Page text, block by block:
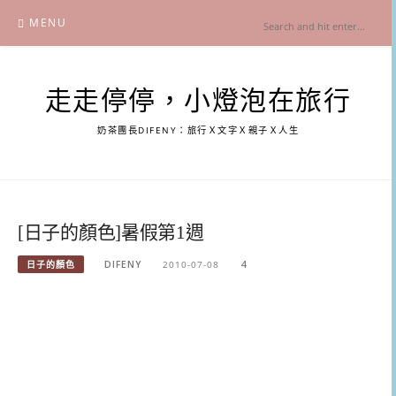
content
MENU
走走停停，小燈泡在旅行
奶茶團長DIFENY：旅行Ｘ文字Ｘ親子Ｘ人生
[日子的顏色]暑假第1週
日子的顏色 DIFENY 2010-07-08 4